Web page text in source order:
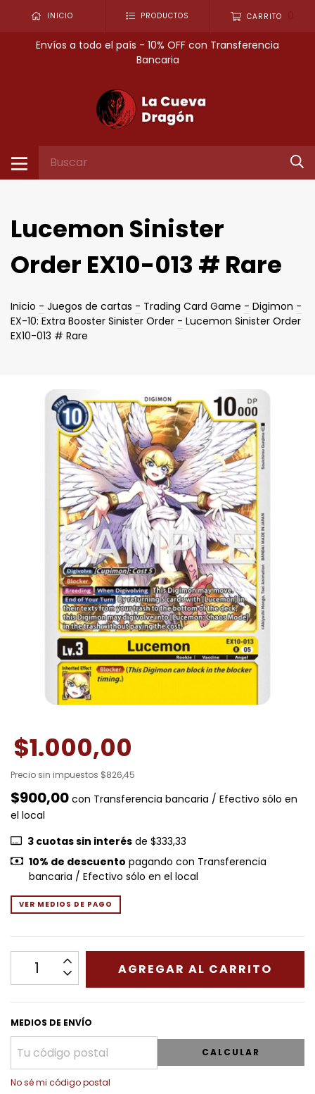
INICIO PRODUCTOS CARRITO
Envíos a todo el país - 10% OFF con Transferencia
Bancaria
Lucemon Sinister
Order EX10-013 # Rare
Inicio - Juegos de cartas - Trading Card Game - Digimon -
EX-10: Extra Booster Sinister Order - Lucemon Sinister Order
EX10-013 # Rare
$1.000,00
Precio sin impuestos $826,45
$900,00 con Transferencia bancaria / Efectivo sólo en
el local
3cuotas sin interésde $333,33
10% de descuento pagando con Transferencia
bancaria / Efectivo sólo en el local
VER MEDIOS DE PAGO
MEDIOS DE ENVÍO
CALCULAR
No sé mi código postal